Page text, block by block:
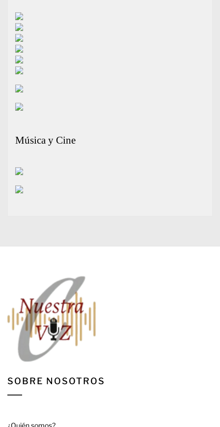
Música y Cine
SOBRE NOSOTROS